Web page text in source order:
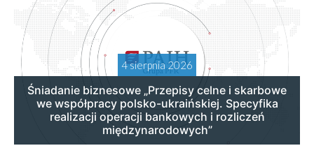
4 sierpnia 2026
Śniadanie biznesowe „Przepisy celne i skarbowe
we współpracy polsko-ukraińskiej. Specyfika
realizacji operacji bankowych i rozliczeń
międzynarodowych”